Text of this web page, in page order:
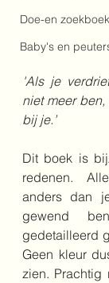
Doe-en
Baby's en
'Als je
niet meer
bij je.’
Dit boek is
redenen.
anders dan
gewend
gedetailleerd
Geen kleur
zien. Prachtig